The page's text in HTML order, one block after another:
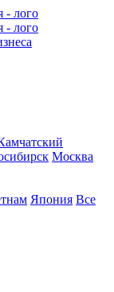
Москва
Япония Все